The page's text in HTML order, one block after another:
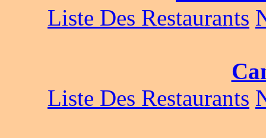
Liste Des Restaurants
Liste Des Restaurants